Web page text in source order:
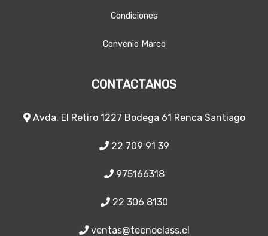
Condiciones
Convenio Marco
CONTACTANOS
Avda. El Retiro 1227 Bodega 61 Renca Santiago
22 709 91 39
975166318
22 306 8130
ventas@tecnoclass.cl